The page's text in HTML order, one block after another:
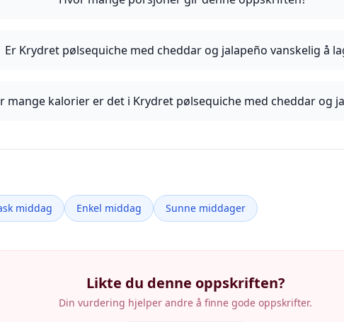
Er Krydret pølsequiche med cheddar og jalapeño vanskelig å
mange kalorier er det i Krydret pølsequiche med cheddar og
middag Enkel middag Sunne middager
Likte du denne oppskriften?
Din vurdering hjelper andre å finne gode oppskrifter.